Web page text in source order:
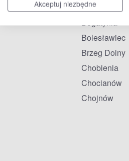
Akceptuj niezbędne
Bierutów
Bogatynia
Bolesławiec
Brzeg Dolny
Chobienia
Chocianów
Chojnów